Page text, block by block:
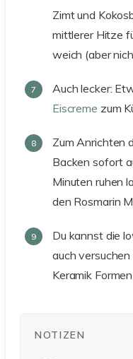
Zimt und
mittlerer Hitze
weich (aber
Auch lecker:
Eiscreme zum
Zum Anrichten
Backen sofort
Minuten ruhen
den Rosmarin
Du kannst die
auch
Keramik
NOTIZEN